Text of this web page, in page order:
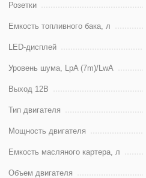
Розетки
Емкость топливного бака, л
LED-дисплей
Уровень шума, LpA (7m)/LwA
Выход 12В
Тип двигателя
Мощность двигателя
Емкость масляного картера, л
Объем двигателя